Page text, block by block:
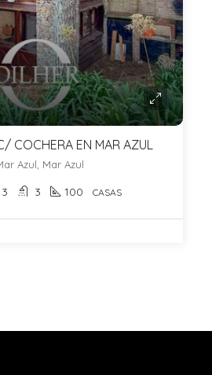
COCHERA EN MAR AZUL
Azul, Mar Azul
3 3 100 CASAS